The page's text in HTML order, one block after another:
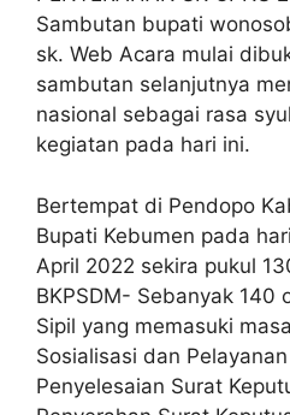
Sambutan bupati
sk. Web Acara mulai
sambutan selanjutnya
nasional sebagai rasa
kegiatan pada hari ini.
Bertempat di Pendopo
Bupati Kebumen pada
April 2022 sekira pukul
BKPSDM- Sebanyak 140
Sipil yang memasuki
Sosialisasi dan
Penyelesaian Surat